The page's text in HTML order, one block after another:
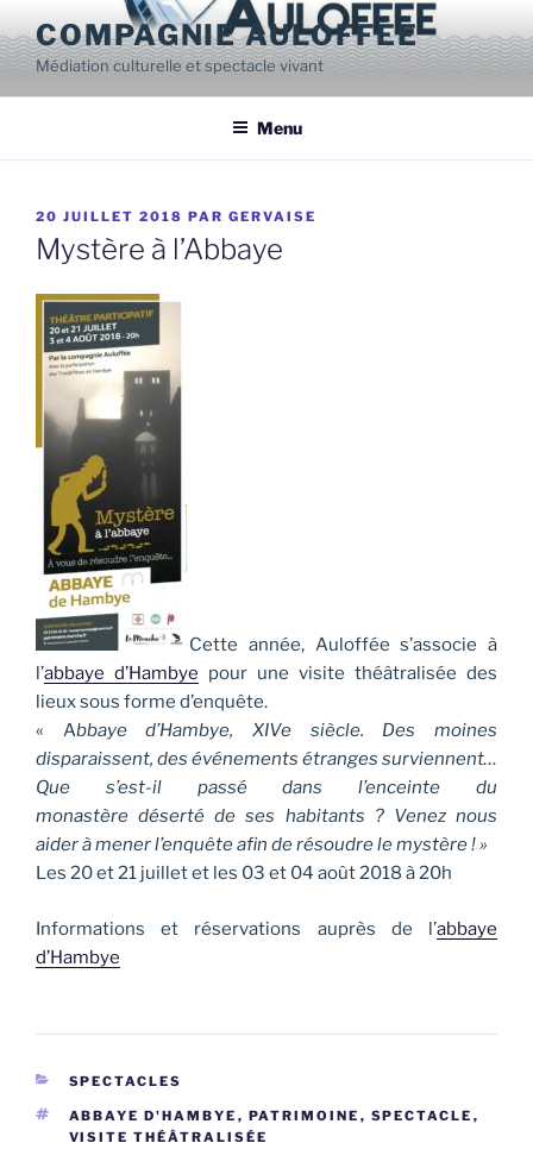
au
contenu
principal
COMPAGNIE AULOFFÉE
Médiation culturelle et spectacle vivant
Menu
PUBLIÉ
LE
20 JUILLET 2018 PAR GERVAISE
Mystère à l’Abbaye
Cette année, Auloffée s’associe à
l’abbaye d’Hambye pour une visite théâtralisée des
lieux sous forme d’enquête.
« Abbaye d’Hambye, XIVe siècle. Des moines
disparaissent, des événements étranges surviennent…
Que s’est-il passé dans l’enceinte du
monastère déserté de ses habitants ? Venez nous
aider à mener l’enquête afin de résoudre le mystère ! »
Les 20 et 21 juillet et les 03 et 04 août 2018 à 20h
Informations et réservations auprès de l’abbaye
d’Hambye
CATÉGORIES
SPECTACLES
ÉTIQUETTES
ABBAYE D'HAMBYE , PATRIMOINE , SPECTACLE ,
VISITE THÉÂTRALISÉE